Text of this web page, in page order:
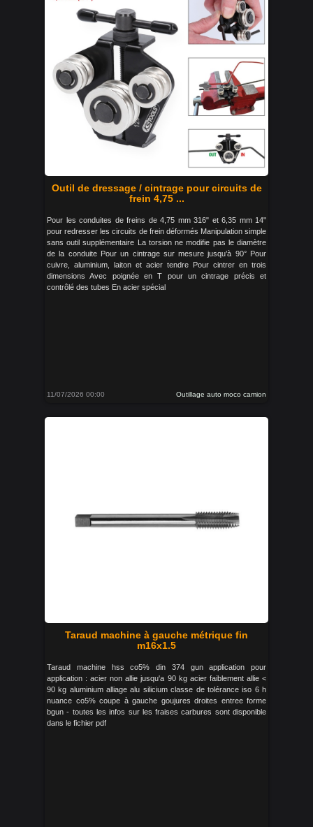
Outil de dressage / cintrage pour circuits de
frein 4,75 ...
Pour les conduites de freins de 4,75 mm 316" et 6,35 mm 14"
pour redresser les circuits de frein déformés Manipulation simple
sans outil supplémentaire La torsion ne modifie pas le diamètre
de la conduite Pour un cintrage sur mesure jusqu’à 90° Pour
cuivre, aluminium, laiton et acier tendre Pour cintrer en trois
dimensions Avec poignée en T pour un cintrage précis et
contrôlé des tubes En acier spécial
11/07/2026 00:00 Outillage auto moco camion
Taraud machine à gauche métrique fin
m16x1.5
Taraud machine hss co5% din 374 gun application pour
application : acier non allie jusqu'a 90 kg acier faiblement allie <
90 kg aluminium alliage alu silicium classe de tolérance iso 6 h
nuance co5% coupe à gauche goujures droites entree forme
bgun - toutes les infos sur les fraises carbures sont disponible
dans le fichier pdf